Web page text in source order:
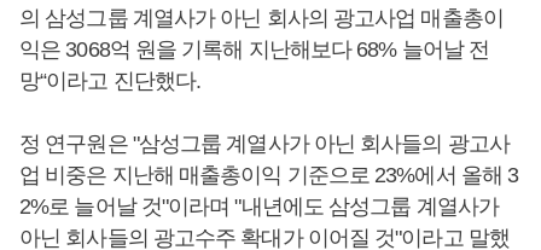
의 삼성그룹 계열사가 아닌 회사의 광고사업 매출총이
익은 3068억 원을 기록해 지난해보다 68% 늘어날 전
망“이라고 진단했다.
정 연구원은 "삼성그룹 계열사가 아닌 회사들의 광고사
업 비중은 지난해 매출총이익 기준으로 23%에서 올해 3
2%로 늘어날 것"이라며 "내년에도 삼성그룹 계열사가
아닌 회사들의 광고수주 확대가 이어질 것"이라고 말했